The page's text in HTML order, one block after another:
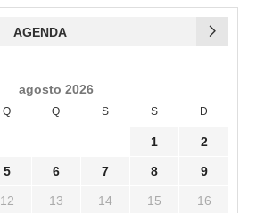
AGENDA
agosto 2026
Q Q S S D
1 2
5 6 7 8 9
12 13 14 15 16